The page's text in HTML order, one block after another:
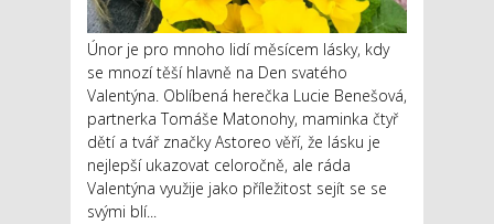
Únor je pro mnoho lidí měsícem lásky, kdy
se mnozí těší hlavně na Den svatého
Valentýna. Oblíbená herečka Lucie Benešová,
partnerka Tomáše Matonohy, maminka čtyř
dětí a tvář značky Astoreo věří, že lásku je
nejlepší ukazovat celoročně, ale ráda
Valentýna využije jako příležitost sejít se se
svými blí...